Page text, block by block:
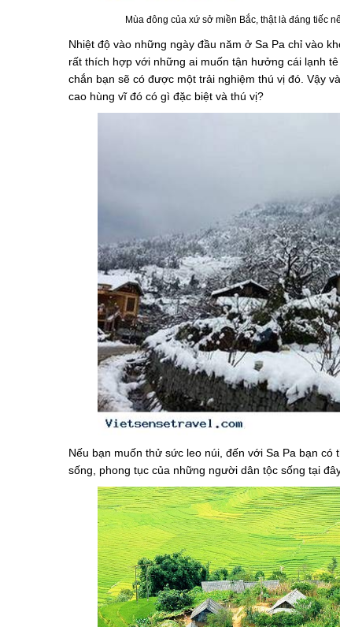
Mùa đông của xứ sở miền Bắc, thật là đáng tiếc nếu
Nhiệt độ vào những ngày đầu năm ở Sa Pa chỉ vào
rất thích hợp với những ai muốn tận hưởng cái lạnh
chắn bạn sẽ có được một trải nghiệm thú vị đó. Vậy
cao hùng vĩ đó có gì đặc biệt và thú vị?
Nếu bạn muốn thử sức leo núi, đến với Sa Pa bạn
sống, phong tục của những người dân tộc sống tại